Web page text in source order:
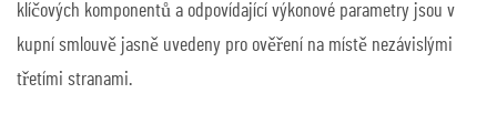
klíčových komponentů a odpovídající výkonové parametry jsou v
kupní smlouvě jasně uvedeny pro ověření na místě nezávislými
třetími stranami.